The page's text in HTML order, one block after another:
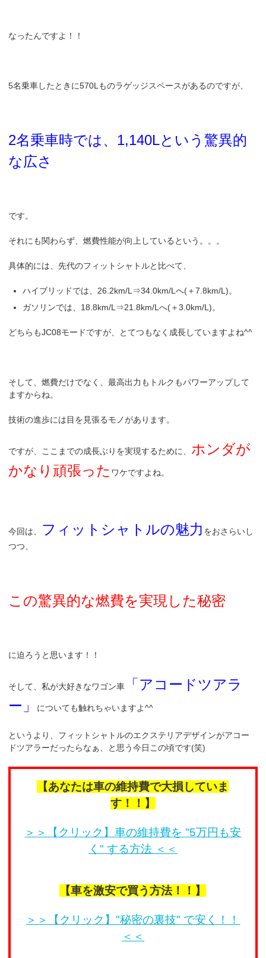
なったんですよ！！
5名乗車したときに570Lものラゲッジスペースがあるのですが、
2名乗車時では、1,140Lという驚異的
な広さ
です。
それにも関わらず、燃費性能が向上しているという。。。
具体的には、先代のフィットシャトルと比べて、
ハイブリッドでは、26.2km/L⇒34.0km/Lへ(＋7.8km/L)。
ガソリンでは、18.8km/L⇒21.8km/Lへ(＋3.0km/L)。
どちらもJC08モードですが、とてつもなく成長していますよね^^
そして、燃費だけでなく、最高出力もトルクもパワーアップして
ますからね。
技術の進歩には目を見張るモノがあります。
ですが、ここまでの成長ぶりを実現するために、 ホンダが
かなり頑張った ワケですよね。
今回は、 フィットシャトルの魅力 をおさらいし
つつ、
この驚異的な燃費を実現した秘密
に迫ろうと思います！！
そして、私が大好きなワゴン車
「アコードツアラ
ー」
についても触れちゃいますよ^^
というより、フィットシャトルのエクステリアデザインがアコー
ドツアラーだったらなぁ、と思う今日この頃です(笑)
【あなたは車の維持費で大損していま
す！！】
＞＞【クリック】車の維持費を "5万円も安
く" する方法 ＜＜
【車を激安で買う方法！！】
＞＞【クリック】"秘密の裏技" で安く！！
＜＜